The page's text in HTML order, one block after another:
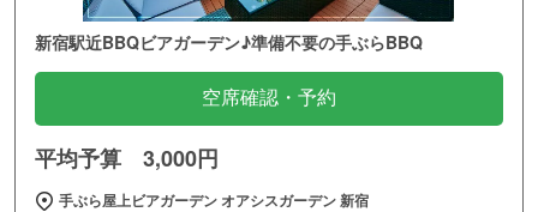
新宿駅近BBQビアガーデン♪準備不要の手ぶらBBQ
空席確認・予約
平均予算 3,000円
手ぶら屋上ビアガーデン オアシスガーデン 新宿